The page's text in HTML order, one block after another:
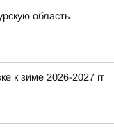
область
к зиме 2026-2027 гг